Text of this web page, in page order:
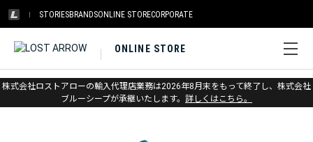
STORIESBRANDSONLINE STORECORPORATE
ONLINE STORE
株式会社ロストアローの輸入代理店業務は2026年8月末をもって終了し、株式会社
ブルーシープが承継いたします。 詳しくはこちら。
ホーム > スカルパ > クライミング